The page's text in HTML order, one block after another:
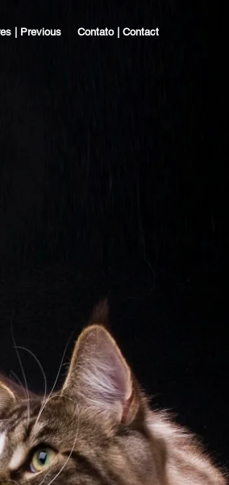
| Previous Contato | Contact